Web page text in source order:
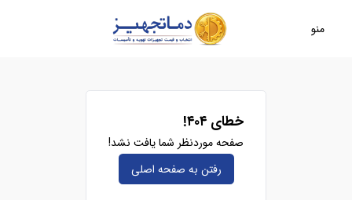
منو
خطای ۴۰۴!
صفحه موردنظر شما یافت نشد!
رفتن به صفحه‌ اصلی